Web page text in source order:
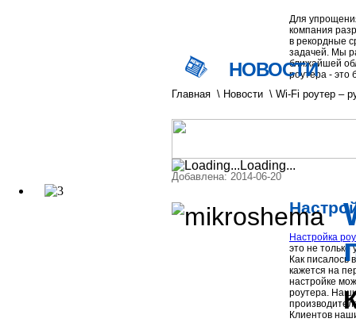
Для
компания
в рекордные
задачей. Мы
ближайшей
роутера - это
Настройка
это не только
Как писалось
кажется на
настройке
роутера.
Клиентов
НОВОСТИ
Добавлена: 2014-06-20
Loading...
Главная \ Новости \ Wi-Fi роутер –